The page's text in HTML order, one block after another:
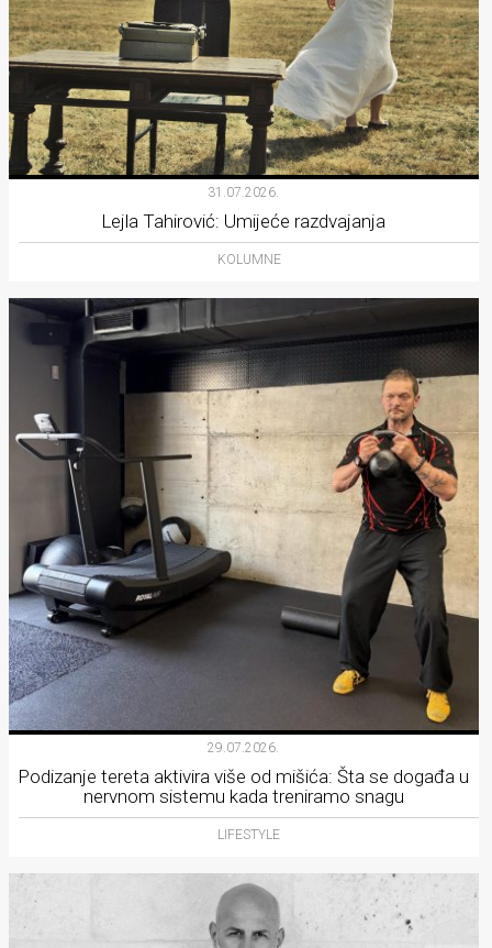
31.07.2026.
Lejla Tahirović: Umijeće razdvajanja
KOLUMNE
29.07.2026.
Podizanje tereta aktivira više od mišića: Šta se događa u
nervnom sistemu kada treniramo snagu
LIFESTYLE